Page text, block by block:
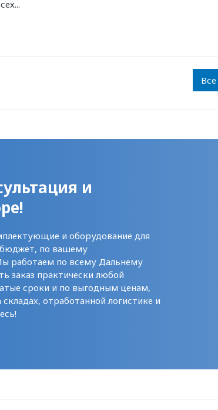
и
и оборудование для
по вашему
работаем по всему Дальнему
заказ практически любой
сроки и по выгодным ценам,
отработанной логистике и